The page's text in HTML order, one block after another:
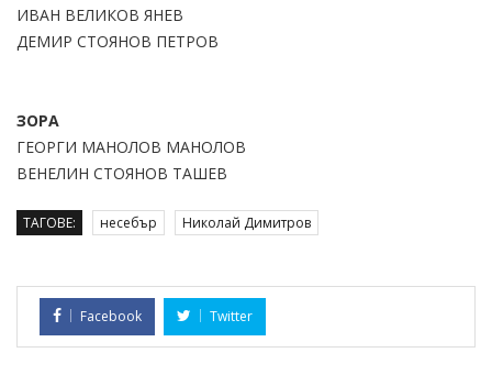
ИВАН ВЕЛИКОВ ЯНЕВ
ДЕМИР СТОЯНОВ ПЕТРОВ
ЗОРА
ГЕОРГИ МАНОЛОВ МАНОЛОВ
ВЕНЕЛИН СТОЯНОВ ТАШЕВ
ТАГОВЕ: несебър Николай Димитров
Facebook Twitter